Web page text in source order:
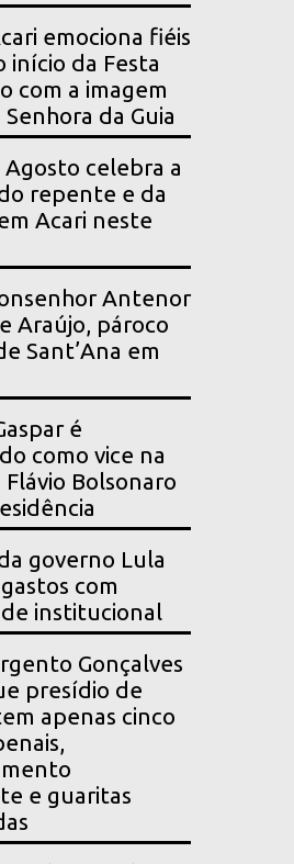
emociona fiéis
início da Festa
com a imagem
da Guia
Agosto celebra a
repente e da
Acari neste
Antenor
Araújo, pároco
Sant’Ana em
é
como vice na
Flávio Bolsonaro
governo Lula
com
institucional
Gonçalves
presídio de
apenas cinco
e guaritas